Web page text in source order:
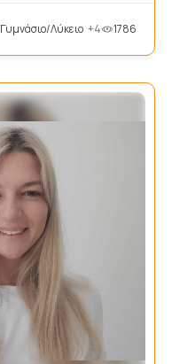
Γυμνάσιο/Λύκειο +4 1786